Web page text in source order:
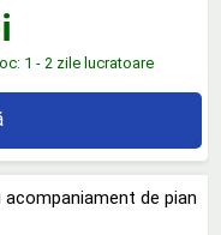
1 - 2 zile lucratoare